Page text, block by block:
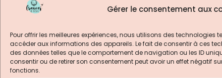
Gérer le consentement aux
Pour offrir les meilleures expériences, nous utilisons des technologies
accéder aux informations des appareils. Le fait de consentir à ces
des données telles que le comportement de navigation ou les ID
consentir ou de retirer son consentement peut avoir un effet négatif
fonctions.